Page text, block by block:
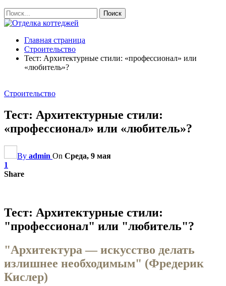
Главная страница
Строительство
Тест: Архитектурные стили: «профессионал» или
«любитель»?
Строительство
Тест: Архитектурные стили:
«профессионал» или «любитель»?
By admin On Среда, 9 мая
1
Share
Тест: Архитектурные стили:
"профессионал" или "любитель"?
"Архитектура — искусство делать
излишнее необходимым" (Фредерик
Кислер)